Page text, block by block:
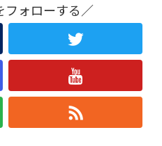
フォローする／